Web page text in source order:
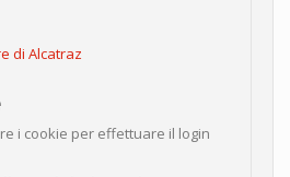
di Alcatraz
i cookie per effettuare il login